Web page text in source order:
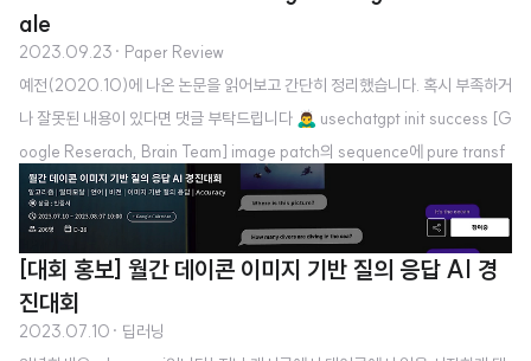
ale
2023.09.23 · Paper Review
예전(2020.10)에 나온 논문을 읽어보고 간단히 정리했습니다. 혹시 부족하거
나 잘못된 내용이 있다면 댓글 부탁드립니다 🙇‍♂️ usechatgpt init success [G
oogle Reserach, Brain Team] image patch의 sequence에 pure transf
ormer를 적용하여 image classification을 수행. 타 모델 대비 적은 comput
ational resource를 요하면서도 우월한 성능을 보임. 배경 transformer가 등
장하며 NLP를 집어 삼키게 된 이후로, 이 아키텍쳐를 이미지 분야에 적용하고
자 하는 여러 시도들이 있었습니다. 각 픽셀을 대상으로 self-attention을 적용
하거나 지엽적으로 self-attention을 적용하는 등의 접근이..
[대회 홍보] 월간 데이콘 이미지 기반 질의 응답 AI 경
진대회
2023.07.10 · 딥러닝